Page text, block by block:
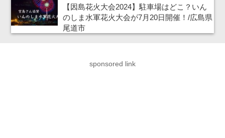
【因島花火大会2024】駐車場はどこ？いん
のしま水軍花火大会が7月20日開催！/広島県
尾道市
sponsored link